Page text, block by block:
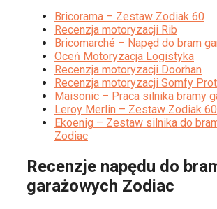
Bricorama – Zestaw Zodiak 60
Recenzja motoryzacji Rib
Bricomarché – Napęd do bram
Oceń Motoryzacja Logistyka
Recenzja motoryzacji Doorhan
Recenzja motoryzacji Somfy
Maisonic – Praca silnika bramy
Leroy Merlin – Zestaw Zodiak 60
Ekoenig – Zestaw silnika do
Zodiac
Recenzje napędu do
garażowych Zodiac